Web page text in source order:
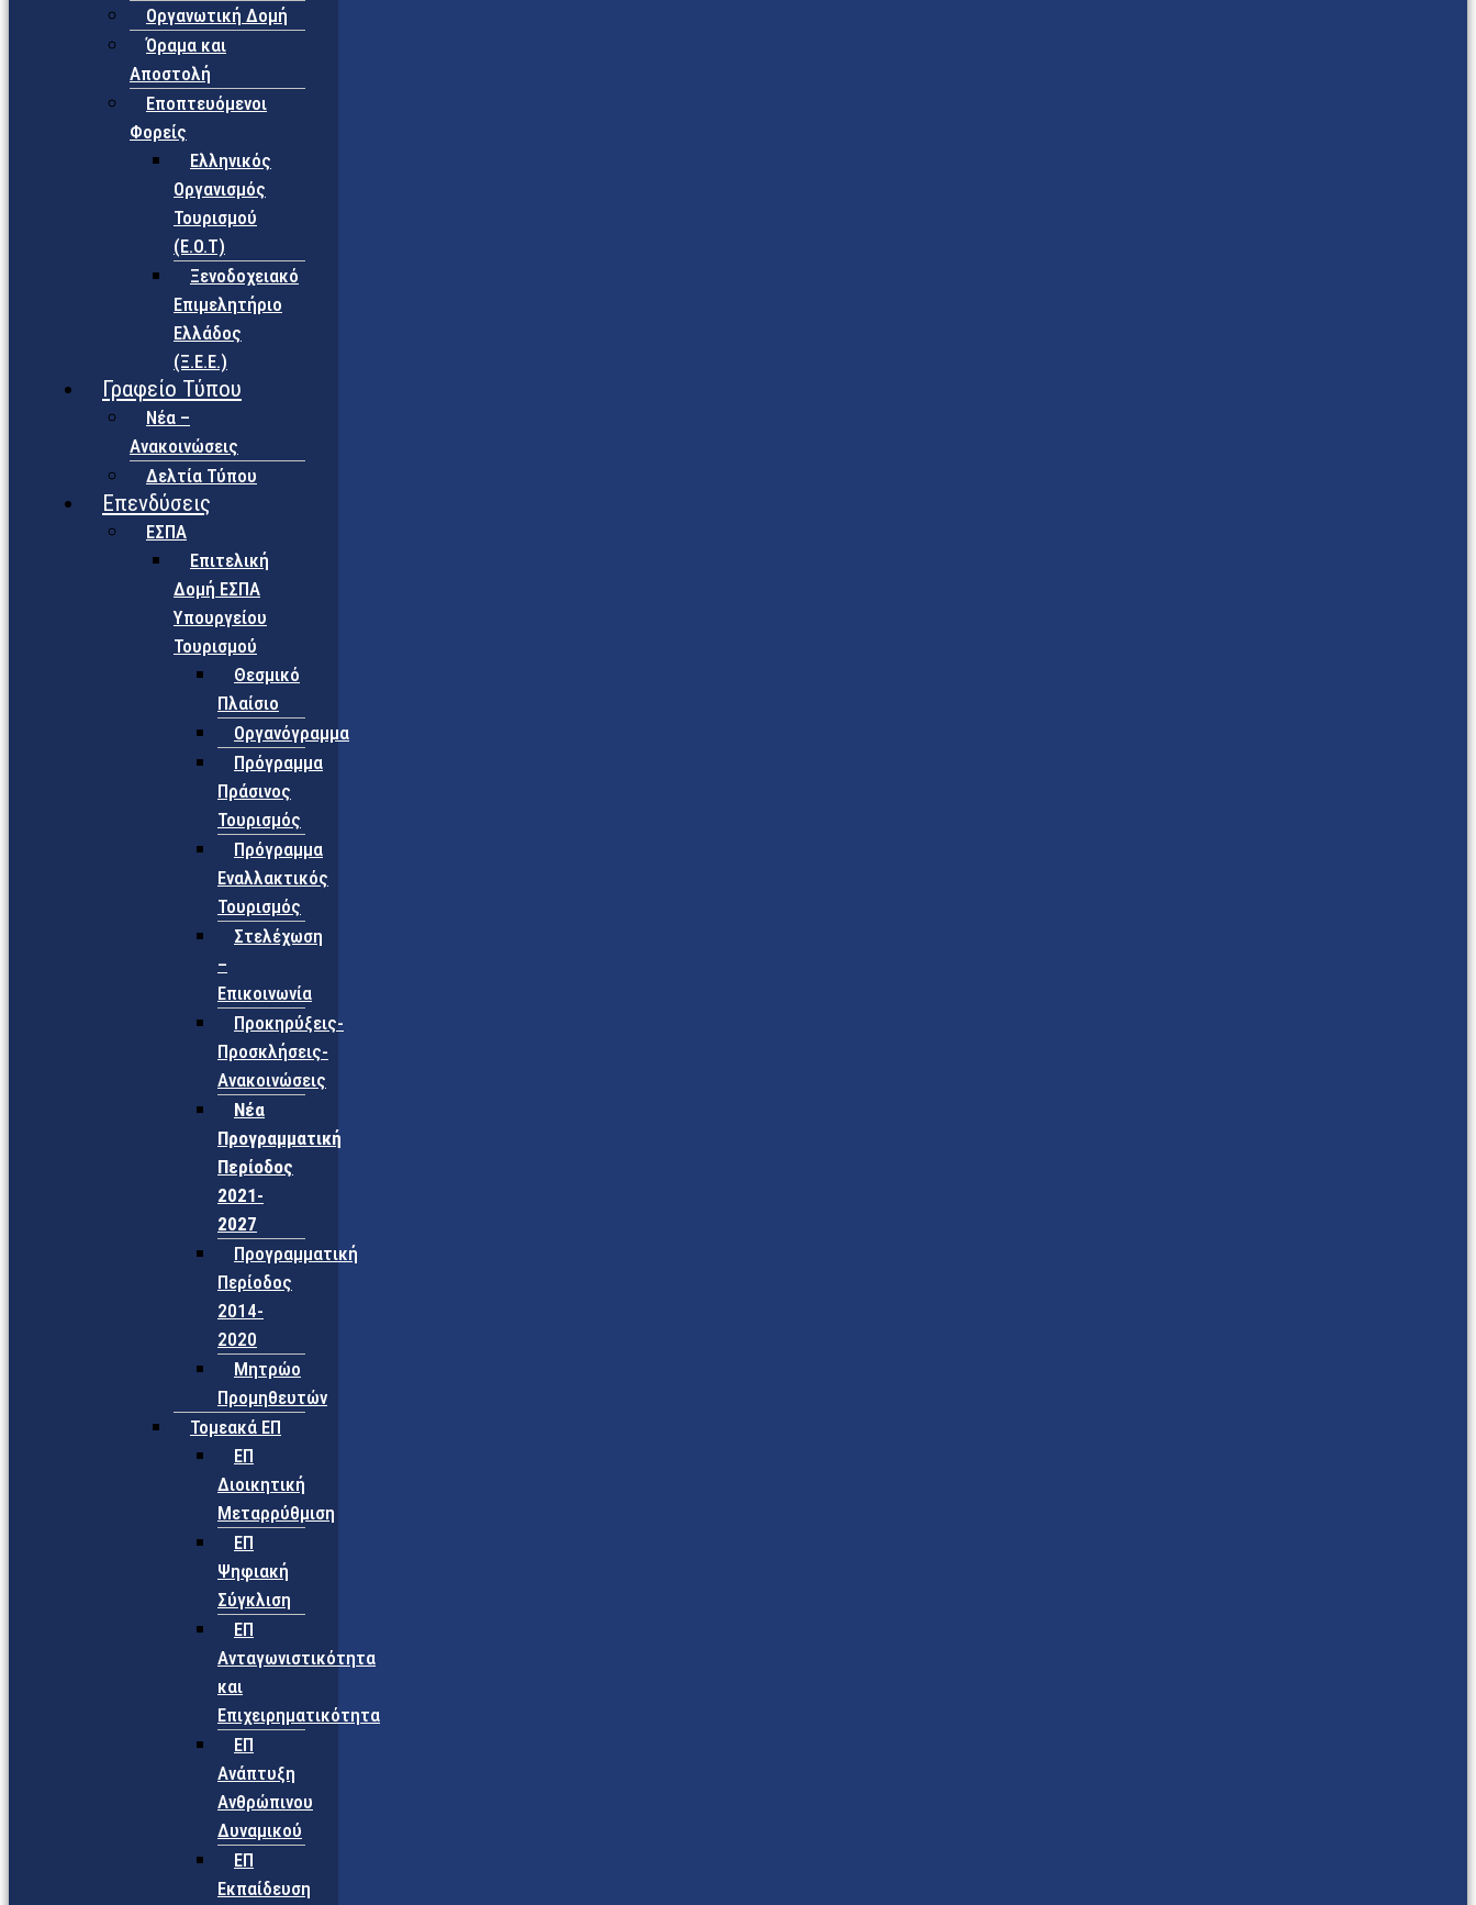
Οργανωτική Δομή
Όραμα και
Αποστολή
Εποπτευόμενοι
Φορείς
Eλληνικός
Οργανισμός
Τουρισμού
(Ε.Ο.Τ)
Ξενοδοχειακό
Επιμελητήριο
Ελλάδος
(Ξ.Ε.Ε.)
Γραφείο Τύπου
Νέα –
Ανακοινώσεις
Δελτία Τύπου
Επενδύσεις
ΕΣΠΑ
Επιτελική
Δομή ΕΣΠΑ
Υπουργείου
Τουρισμού
Θεσμικό
Πλαίσιο
Οργανόγραμμα
Πρόγραμμα
Πράσινος
Τουρισμός
Πρόγραμμα
Εναλλακτικός
Τουρισμός
Στελέχωση
–
Επικοινωνία
Προκηρύξεις-
Προσκλήσεις-
Ανακοινώσεις
Νέα
Προγραμματική
Περίοδος
2021-
2027
Προγραμματική
Περίοδος
2014-
2020
Μητρώο
Προμηθευτών
Τομεακά ΕΠ
ΕΠ
Διοικητική
Μεταρρύθμιση
ΕΠ
Ψηφιακή
Σύγκλιση
ΕΠ
Ανταγωνιστικότητα
και
Επιχειρηματικότητα
ΕΠ
Ανάπτυξη
Ανθρώπινου
Δυναμικού
ΕΠ
Εκπαίδευση